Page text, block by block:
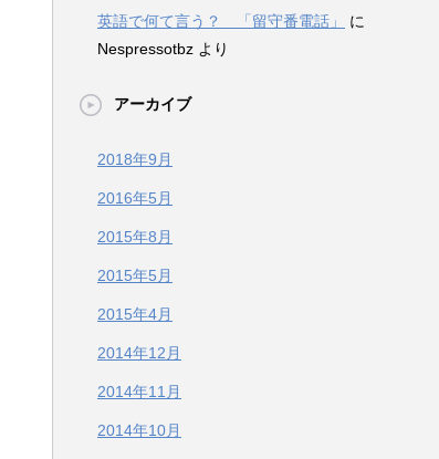
英語で何て言う？ 「留守番電話」
に
Nespressotbz より
アーカイブ
2018年9月
2016年5月
2015年8月
2015年5月
2015年4月
2014年12月
2014年11月
2014年10月